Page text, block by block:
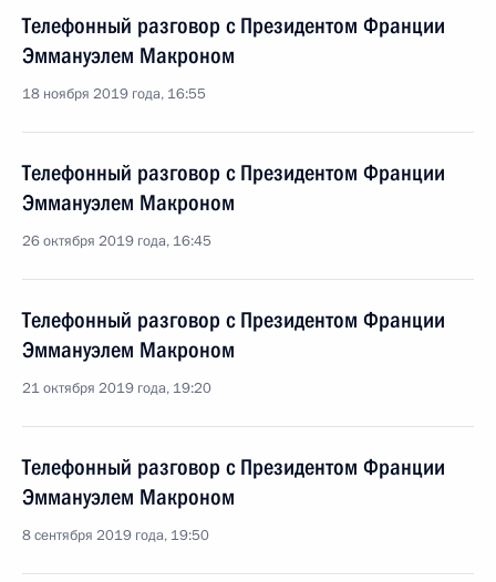
Телефонный разговор с Президентом Франции
Эммануэлем Макроном
18 ноября 2019 года, 16:55
Телефонный разговор с Президентом Франции
Эммануэлем Макроном
26 октября 2019 года, 16:45
Телефонный разговор с Президентом Франции
Эммануэлем Макроном
21 октября 2019 года, 19:20
Телефонный разговор с Президентом Франции
Эммануэлем Макроном
8 сентября 2019 года, 19:50